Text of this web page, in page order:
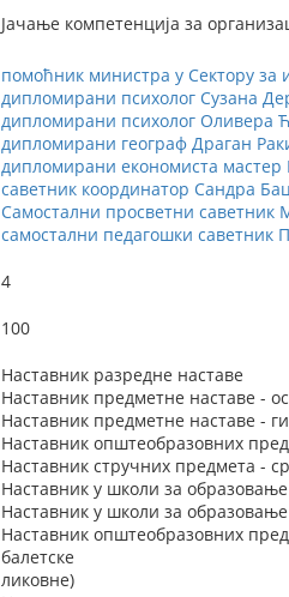
Јачање компетенција за
помоћник министра у Сектору за
дипломирани психолог Сузана
дипломирани психолог Оливера
дипломирани географ Драган
дипломирани економиста
саветник координатор Сандра
Самостални просветни саветник
самостални педагошки саветник
4
100
Наставник разредне наставе
Наставник предметне наставе -
Наставник предметне наставе -
Наставник општеобразовних
Наставник стручних предмета -
Наставник у школи за
Наставник у школи за
Наставник општеобразовних
балетске
ликовне)